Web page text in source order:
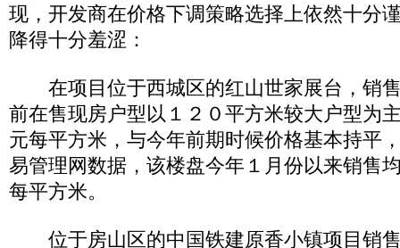
现，开发商在价格下调策略选择上依然十分
降得十分羞涩：
在项目位于西城区的红山世家展台，销
前在售现房户型以１２０平方米较大户型为
元每平方米，与今年前期时候价格基本持平
易管理网数据，该楼盘今年１月份以来销售
每平方米。
位于房山区的中国铁建原香小镇项目销